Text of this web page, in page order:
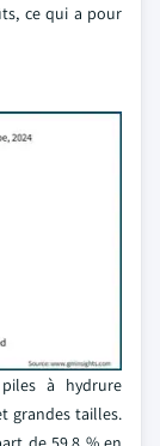
ce qui a pour
à hydrure
grandes tailles.